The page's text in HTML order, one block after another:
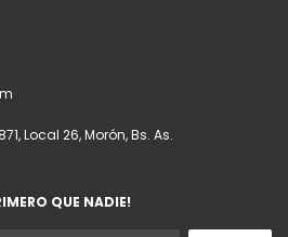
Local 26, Morón, Bs. As.
QUE NADIE!